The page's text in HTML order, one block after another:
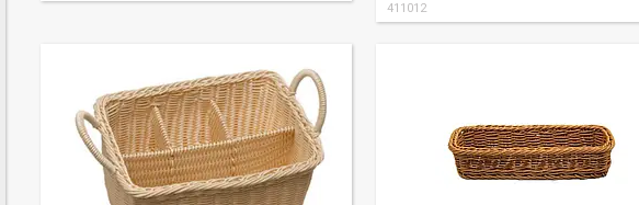
411012